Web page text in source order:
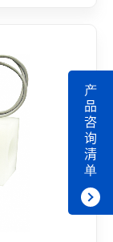
产
品
咨
询
清
单